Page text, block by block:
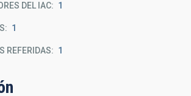
DEL IAC 1
1
REFERIDAS 1